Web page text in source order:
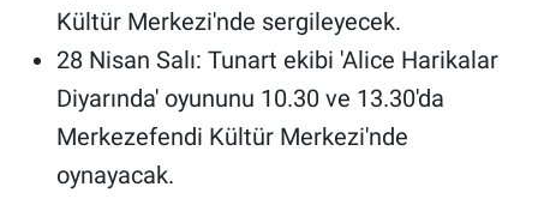
Kültür Merkezi'nde sergileyecek.
28 Nisan Salı: Tunart ekibi 'Alice Harikalar
Diyarında' oyununu 10.30 ve 13.30'da
Merkezefendi Kültür Merkezi'nde
oynayacak.